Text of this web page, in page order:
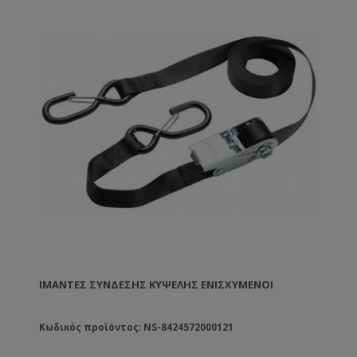
ΙΜΆΝΤΕΣ ΣΎΝΔΕΣΗΣ ΚΥΨΈΛΗΣ ΕΝΙΣΧΥΜΈΝΟΙ
Κωδικός προϊόντος: NS-8424572000121